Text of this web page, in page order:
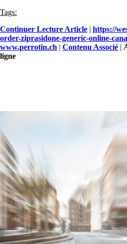
Tags:
Continuer Lecture Article | https://
order-ziprasidone-generic-online-
www.perrotin.ch | Contenu Associé |
ligne